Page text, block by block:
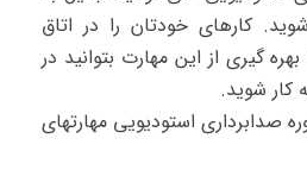
کارهای خودتان را در اتاق
گیری از این مهارت بتوانید در
کار شوید.
صدابرداری استودیویی مهارتهای